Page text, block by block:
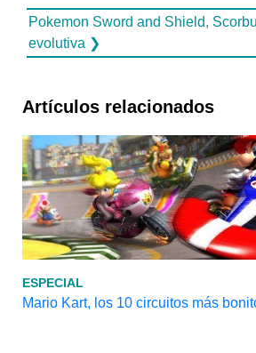
Pokemon Sword and Shield,
evolutiva ❯
Artículos relacionados
ESPECIAL
Mario Kart, los 10 circuitos más